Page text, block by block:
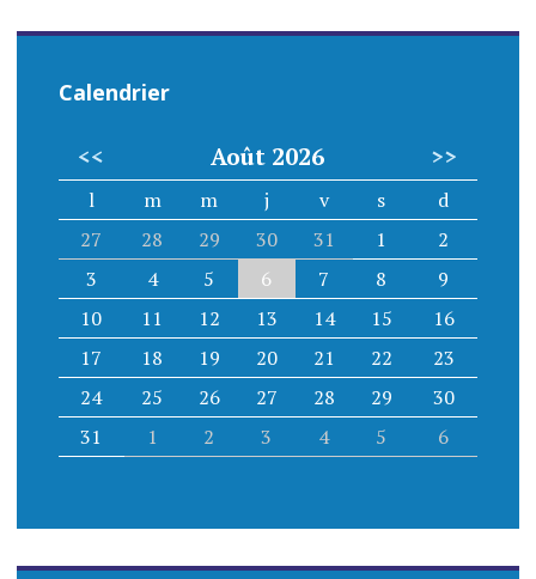
Calendrier
<< Août 2026 >>
l m m j v s
d
27
28 29 30 31 1
2
3
4 5 6 7 8
9
10
11 12 13 14 15
16
17
18 19 20 21 22
23
24
25 26 27 28 29
30
31
1 2 3 4 5 6